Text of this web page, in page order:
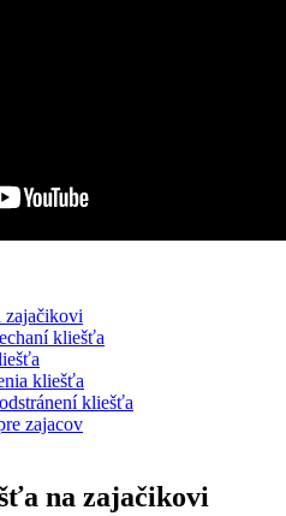
‍kliešťa
kliešťa
kliešťa
zajacov
na zajačikovi